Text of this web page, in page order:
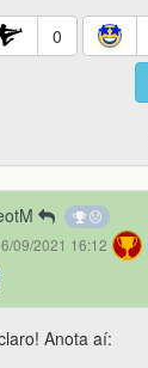
0
09/2021 16:12
Anota aí: